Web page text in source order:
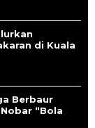
di Kuala
Berbaur
“Bola